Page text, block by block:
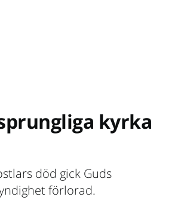
kyrka
död gick Guds
förlorad.